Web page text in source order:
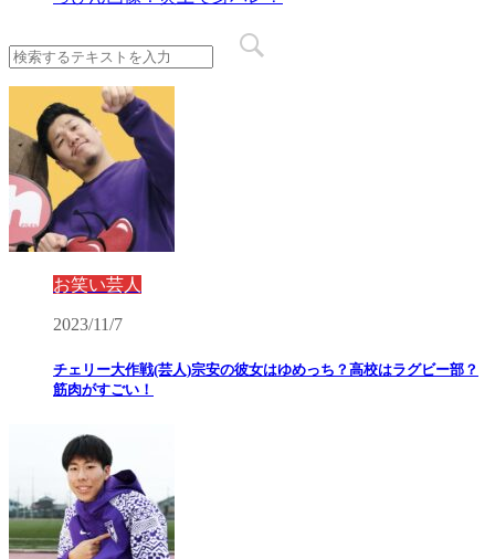
お笑い芸人
2023/11/7
チェリー大作戦(芸人)宗安の彼女はゆめっち？高校はラグビー部？
筋肉がすごい！